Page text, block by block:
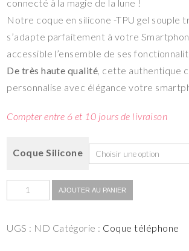
connecté à la magie de la lune !
Notre coque en silicone -TPU gel souple
s’adapte parfaitement à votre
accessible l’ensemble de ses
De très haute qualité, cette authentique
personnalise avec élégance votre
Compter entre 6 et 10 jours de livraison
Coque Silicone
AJOUTER AU PANIER
UGS : ND Catégorie : Coque téléphone